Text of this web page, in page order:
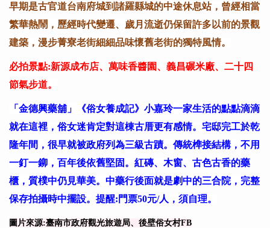
早期是古官道台南府城到諸羅縣城的中途休息站，曾經相當
繁華熱鬧，歷經時代變遷、歲月流逝仍保留許多以前的景觀
建築，漫步菁寮老街細細品味懷舊老街的獨特風情。
必拍景點:新源成布店、萬味香醬園、義昌碾米廠、二十四
節氣步道。
「金德興藥舖」《俗女養成記》小嘉玲一家生活的點點滴滴
就在這裡，俗女迷肯定對這棟古厝更有感情。宅邸完工於乾
隆年間，很早就被政府列為三級古蹟。傳統榫接結構，不用
一釘一鉚，百年後依舊堅固。紅磚、木窗、古色古香的藥
櫃，質樸中仍見華美。中藥行後面就是劇中的三合院，完整
保存拍攝時中擺設。提醒:門票50元/人，須自理。
圖片來源:臺南市政府觀光旅遊局、後壁俗女村FB